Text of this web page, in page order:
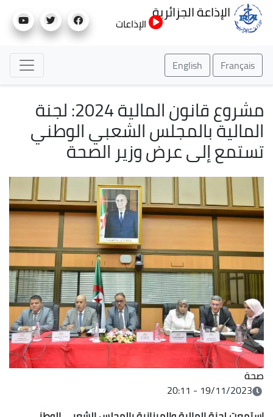
إلى
الإذاعة الجزائرية
الإذاعات
Français
English
مشروع قانون المالية 2024: لجنة
المالية بالمجلس الشعبي الوطني
تستمع إلى عرض وزير الصحة
صحة
19/11/2023 - 20:11